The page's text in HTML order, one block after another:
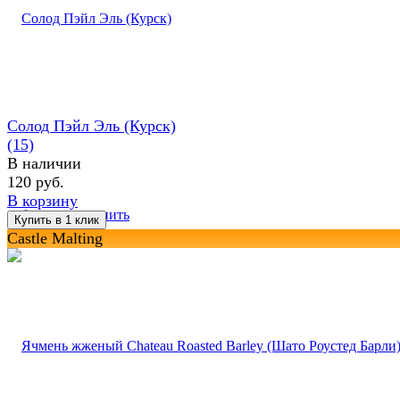
избранное сравнить
Солод Пэйл Эль (Курск)
(15)
В наличии
120 руб.
В корзину
Castle Malting